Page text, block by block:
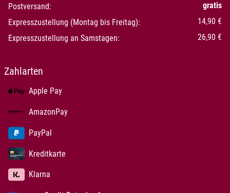
Postversand:
gratis
Expresszustellung (Montag bis Freitag):
14,90 €
Expresszustellung an Samstagen:
26,90 €
Zahlarten
Apple Pay
AmazonPay
PayPal
Kreditkarte
Klarna